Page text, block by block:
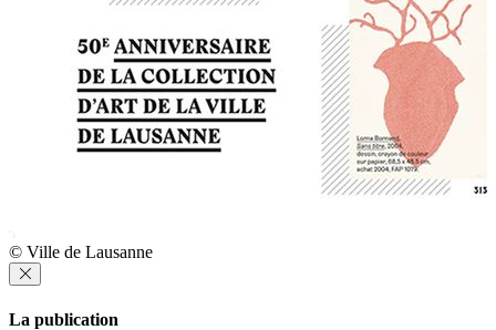
© Ville de Lausanne
La publication